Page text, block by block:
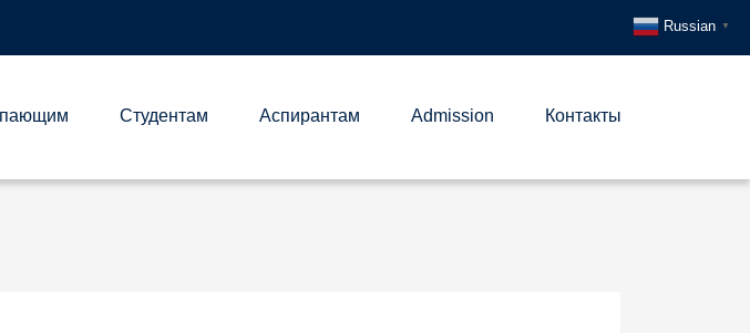
Студентам Аспирантам Admission Контакты
Russian ▼